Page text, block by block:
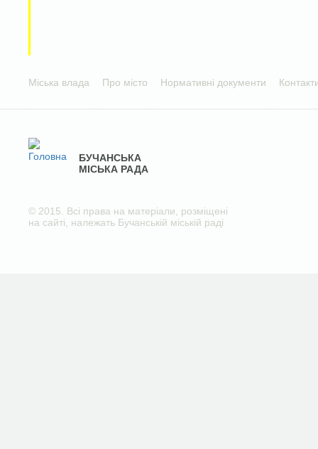
Міська влада Про місто Нормативні документи
БУЧАНСЬКА
МІСЬКА РАДА
© 2015. Всі права на матеріали, розміщені
на сайті, належать Бучанській міській раді